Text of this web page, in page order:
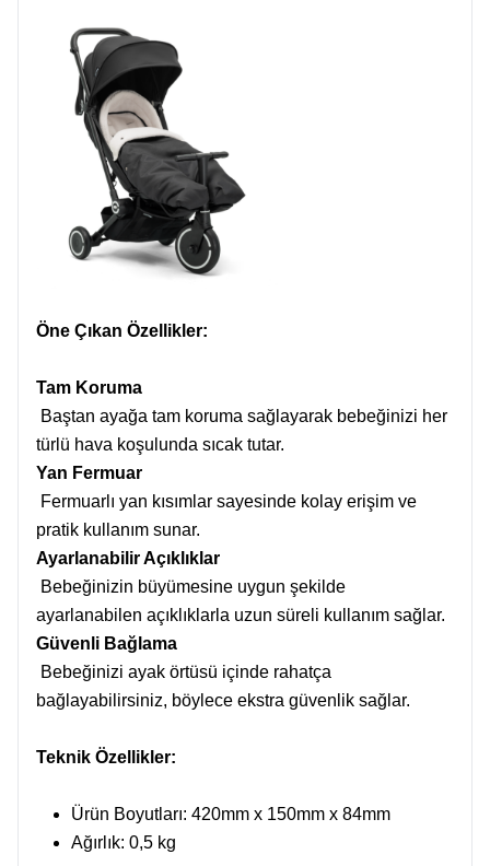
Öne Çıkan Özellikler:
Tam Koruma
Baştan ayağa tam koruma sağlayarak bebeğinizi her
türlü hava koşulunda sıcak tutar.
Yan Fermuar
Fermuarlı yan kısımlar sayesinde kolay erişim ve
pratik kullanım sunar.
Ayarlanabilir Açıklıklar
Bebeğinizin büyümesine uygun şekilde
ayarlanabilen açıklıklarla uzun süreli kullanım sağlar.
Güvenli Bağlama
Bebeğinizi ayak örtüsü içinde rahatça
bağlayabilirsiniz, böylece ekstra güvenlik sağlar.
Teknik Özellikler:
Ürün Boyutları: 420mm x 150mm x 84mm
Ağırlık: 0,5 kg